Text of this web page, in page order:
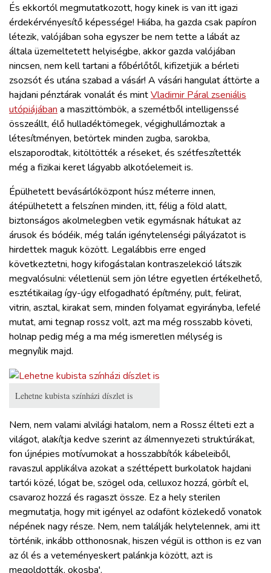
És ekkortól megmutatkozott, hogy kinek is van itt igazi
érdekérvényesítő képessége! Hiába, ha gazda csak papíron
létezik, valójában soha egyszer be nem tette a lábát az
általa üzemeltetett helyiségbe, akkor gazda valójában
nincsen, nem kell tartani a főbérlőtől, kifizetjük a bérleti
zsozsót és utána szabad a vásár! A vásári hangulat áttörte a
hajdani pénztárak vonalát és mintVladimir Páral zseniális
utópiájában a maszittömbök, a szemétből intelligenssé
összeállt, élő hulladéktömegek, végighullámoztak a
létesítményen, betörtek minden zugba, sarokba,
elszaporodtak, kitöltötték a réseket, és szétfeszítették
még a fizikai keret lágyabb alkotóelemeit is.
Épülhetett bevásárlóközpont húsz méterre innen,
átépülhetett a felszínen minden, itt, félig a föld alatt,
biztonságos akolmelegben vetik egymásnak hátukat az
árusok és bódéik, még talán igénytelenségi pályázatot is
hirdettek maguk között. Legalábbis erre enged
következtetni, hogy kifogástalan kontraszelekció látszik
megvalósulni: véletlenül sem jön létre egyetlen értékelhető,
esztétikailag így-úgy elfogadható építmény, pult, felirat,
vitrin, asztal, kirakat sem, minden folyamat egyirányba, lefelé
mutat, ami tegnap rossz volt, azt ma még rosszabb követi,
holnap pedig még a ma még ismeretlen mélység is
megnyílik majd.
Lehetne kubista színházi díszlet is
Nem, nem valami alvilági hatalom, nem a Rossz élteti ezt a
világot, alakítja kedve szerint az álmennyezeti struktúrákat,
fon újnépies motívumokat a hosszabbítók kábeleiből,
ravaszul applikálva azokat a széttépett burkolatok hajdani
tartói közé, lógat be, szögel oda, celluxoz hozzá, görbít el,
csavaroz hozzá és ragaszt össze. Ez a hely sterilen
megmutatja, hogy mit igényel az odafönt közlekedő vonatok
népének nagy része. Nem, nem találják helytelennek, ami itt
történik, inkább otthonosnak, hiszen végül is otthon is ez van
az ól és a veteményeskert palánkja között, azt is
megoldották, okosba'.